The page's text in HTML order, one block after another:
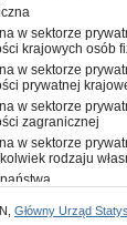
w sektorze
krajowych osób
w sektorze
prywatnej
w sektorze
zagranicznej
w sektorze
rodzaju
publicznego, w tym
Główny Urząd